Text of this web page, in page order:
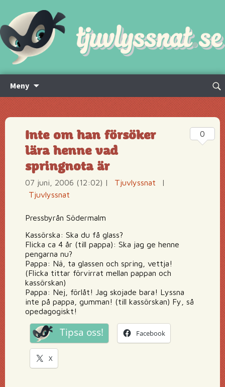
Meny
innehåll
Sök
Inte om han försöker
lära henne vad
springnota är
07 juni, 2006 (12:02) | Tjuvlyssnat
|
Tjuvlyssnat
Pressbyrån Södermalm
Kassörska: Ska du få glass?
Flicka ca 4 år (till pappa): Ska jag ge henne
pengarna nu?
Pappa: Nä, ta glassen och spring, vettja!
(Flicka tittar förvirrat mellan pappan och
kassörskan)
Pappa: Nej, förlåt! Jag skojade bara! Lyssna
inte på pappa, gumman! (till kassörskan) Fy, så
opedagogiskt!
Tipsa oss! Facebook
X
0